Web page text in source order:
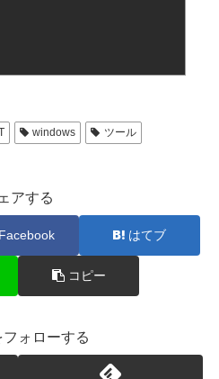
windows
ツール
アする
Facebook はてブ
コピー
ォローする